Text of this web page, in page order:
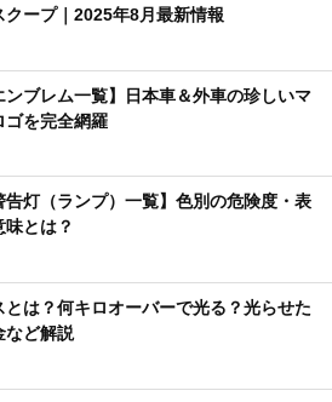
クープ｜2025年8月最新情報
ンブレム一覧】日本車＆外車の珍しいマ
ゴを完全網羅
告灯（ランプ）一覧】色別の危険度・表
とは？
とは？何キロオーバーで光る？光らせた
など解説